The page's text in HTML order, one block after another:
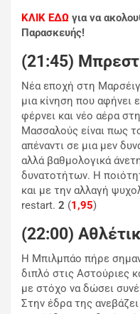
ΚΛΙΚ ΕΔΩ για να
Παρασκευής!
(21:45)
Νέα εποχή στη
μια κίνηση που αφήνει
φέρνει και νέο αέρα
Μασσαλούς είναι πως
απέναντι σε μια μεν
αλλά βαθμολογικά
δυνατοτήτων. Η
και με την αλλαγή
restart. 2 (1,95)
(22:00)
Η Μπιλμπάο πήρε
διπλό στις Αστούριες
με στόχο να δώσει
Στην έδρα της